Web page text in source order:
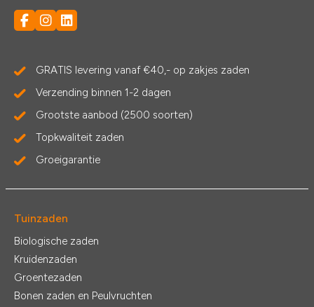
GRATIS levering vanaf €40,- op zakjes zaden
Verzending binnen 1-2 dagen
Grootste aanbod (2500 soorten)
Topkwaliteit zaden
Groeigarantie
Tuinzaden
Biologische zaden
Kruidenzaden
Groentezaden
Bonen zaden en Peulvruchten